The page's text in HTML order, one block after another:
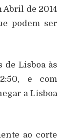
Abril de 2014
podem ser
de Lisboa às
e com
a Lisboa
ao corte